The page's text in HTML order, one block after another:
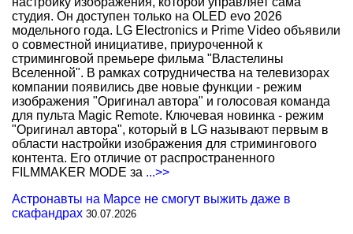
студия. Он доступен только на OLED evo 2026
модельного года. LG Electronics и Prime Video объявили
о совместной инициативе, приуроченной к
стриминговой премьере фильма "Властелины
Вселенной". В рамках сотрудничества на телевизорах
компании появились две новые функции - режим
изображения "Оригинал автора" и голосовая команда
для пульта Magic Remote. Ключевая новинка - режим
"Оригинал автора", который в LG называют первым в
области настройки изображения для стримингового
контента. Его отличие от распространенного
FILMMAKER MODE за ...>>
Астронавты на Марсе не смогут выжить даже в
скафандрах 30.07.2026